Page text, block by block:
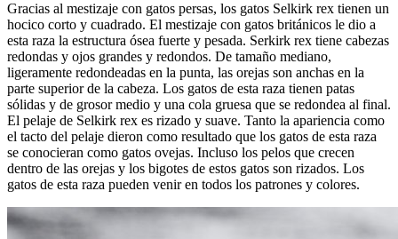
Gracias al mestizaje con gatos persas, los gatos Selkirk rex tienen un
hocico corto y cuadrado. El mestizaje con gatos británicos le dio a
esta raza la estructura ósea fuerte y pesada. Serkirk rex tiene cabezas
redondas y ojos grandes y redondos. De tamaño mediano,
ligeramente redondeadas en la punta, las orejas son anchas en la
parte superior de la cabeza. Los gatos de esta raza tienen patas
sólidas y de grosor medio y una cola gruesa que se redondea al final.
El pelaje de Selkirk rex es rizado y suave. Tanto la apariencia como
el tacto del pelaje dieron como resultado que los gatos de esta raza
se conocieran como gatos ovejas. Incluso los pelos que crecen
dentro de las orejas y los bigotes de estos gatos son rizados. Los
gatos de esta raza pueden venir en todos los patrones y colores.